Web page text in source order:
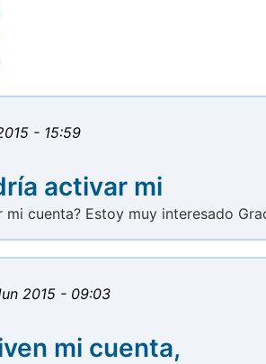
- 15:59
activar mi
mi cuenta? Estoy muy interesado
2015 - 09:03
mi cuenta,